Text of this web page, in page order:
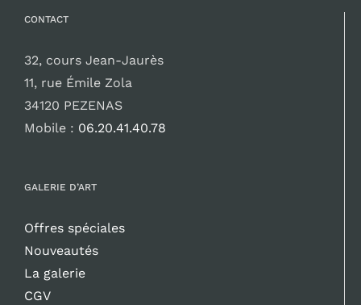
CONTACT
32, cours Jean-Jaurès
11, rue Émile Zola
34120 PEZENAS
Mobile : 06.20.41.40.78
GALERIE D’ART
Offres spéciales
Nouveautés
La galerie
CGV